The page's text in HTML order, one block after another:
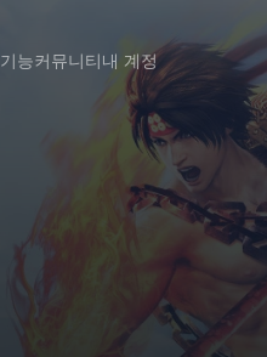
기능커뮤니티내 계정